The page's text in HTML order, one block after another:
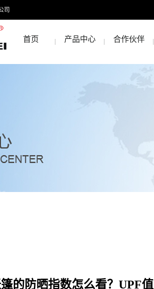
司
首页 产品中心 合作伙伴
的防晒指数怎么看？UPF